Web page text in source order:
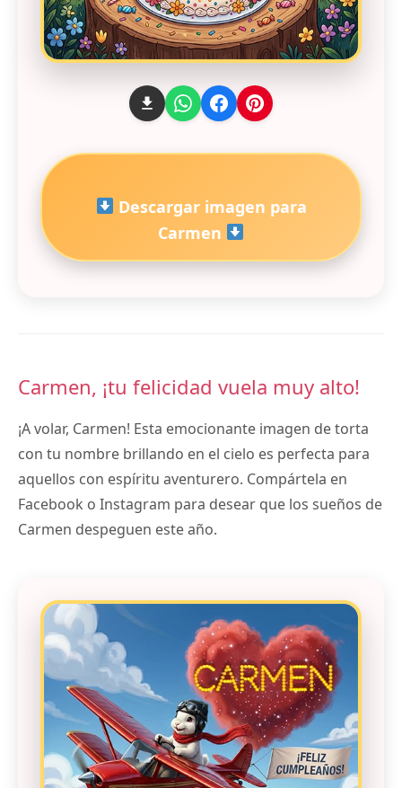
Descargar imagen para
Carmen
Carmen, ¡tu felicidad vuela muy alto!
¡A volar, Carmen! Esta emocionante imagen de torta
con tu nombre brillando en el cielo es perfecta para
aquellos con espíritu aventurero. Compártela en
Facebook o Instagram para desear que los sueños de
Carmen despeguen este año.